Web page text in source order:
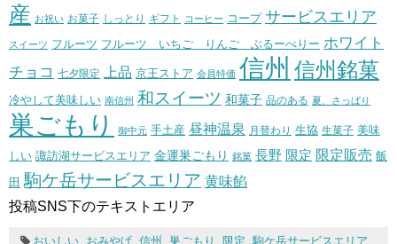
産 お祝い お菓子 しっとり ギフト コーヒー コープ サービスエリア
スイーツ フルーツ フルーツ いちご りんご ぶるーべりー ホワイト
チョコ 七夕限定 上品 京王ストア 会員特価 信州 信州銘菓
冷やして美味しい 南信州 和スイーツ 和菓子 品のある 夏、さっぱり
巣ごもり 御中元 手土産 昼神温泉 月替わり 生協 生菓子 美味
しい 諏訪湖サービスエリア 金運巣ごもり 銘菓 長野 限定 限定販売 飯
田 駒ケ岳サービスエリア 黄味餡
投稿SNS下のテキストエリア
おいしい, おみやげ, 信州 巣ごもり 限定 駒ケ岳サービスエリア